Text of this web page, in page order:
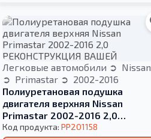
Легковые автомобили
Nissan
Primastar
2002-2016
Полиуретановая подушка
двигателя верхняя Nissan
Primastar 2002-2016 2,0
РЕКОНСТРУКЦИЯ ВАШЕЙ
Код продукта: PP201158